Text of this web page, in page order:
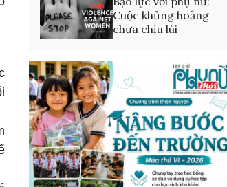
Cuộc khủng hoảng
chưa chịu lùi